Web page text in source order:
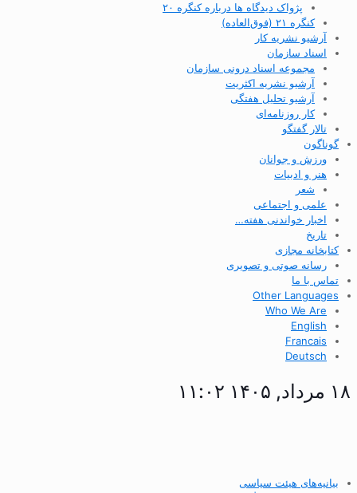
پژواک دیدگاه ها درباره کنگره ۲۰
کنگره ۲۱ (فوق‌العاده)
آرشیو نشریه کار
اسناد سازمان
مجموعه اسناد درونی سازمان
آرشیو نشریه اکثریت
آرشیو تحلیل هفتگی
کار روزنامه‌ای
تالار گفتگو
گوناگون
ورزش و جوانان
هنر و ادبیات
شعر
علمی و اجتماعی
اخبار خواندنی هفته…
تاریخ
کتابخانه مجازی
رسانه صوتی و تصویری
تماس با ما
Other Languages
Who We Are
English
Francais
Deutsch
۱۸ مرداد, ۱۴۰۵ ۱۱:۰۲
بیانیه‌های هیئت سیاسی